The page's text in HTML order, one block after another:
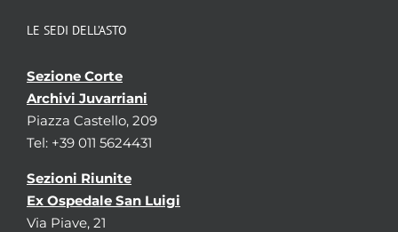
LE SEDI DELL’ASTO
Sezione Corte
Archivi Juvarriani
Piazza Castello, 209
Tel: +39 011 5624431
Sezioni Riunite
Ex Ospedale San Luigi
Via Piave, 21